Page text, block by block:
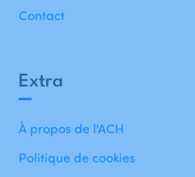
Extra
À propos de l'ACH
Politique de cookies
Contact